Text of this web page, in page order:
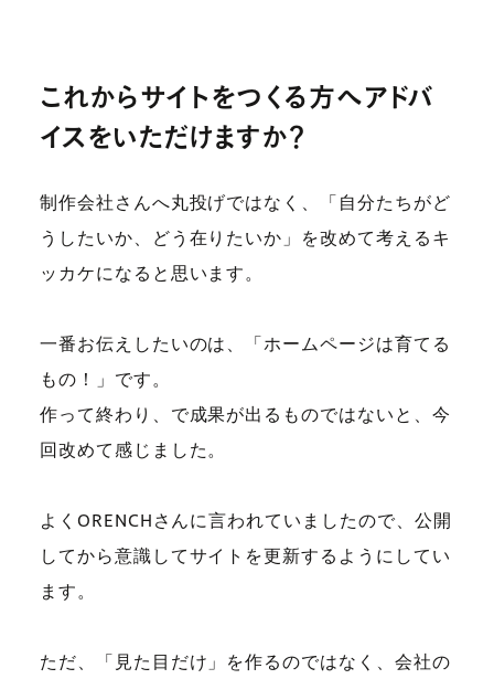
これからサイトをつくる方へアドバ
イスをいただけますか？
制作会社さんへ丸投げではなく、「自分たちがど
うしたいか、どう在りたいか」を改めて考えるキ
ッカケになると思います。
一番お伝えしたいのは、「ホームページは育てる
もの！」です。
作って終わり、で成果が出るものではないと、今
回改めて感じました。
よくORENCHさんに言われていましたので、公開
してから意識してサイトを更新するようにしてい
ます。
ただ、「見た目だけ」を作るのではなく、会社の